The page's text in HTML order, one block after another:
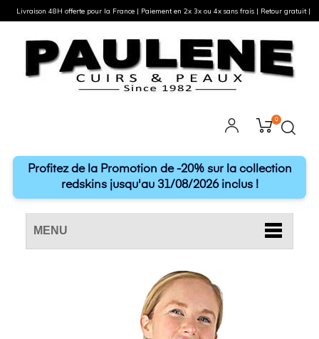
0
Profitez de la Promotion de -20% sur la collection
redskins jusqu'au 31/08/2026 inclus !
MENU
Livraison 48H offerte pour la France | Paiement en 2x 3x ou 4x sans frais | Retour gratuit |